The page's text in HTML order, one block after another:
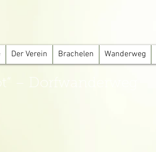
Der Verein Brachelen Wanderweg
– Dorfwanderweg